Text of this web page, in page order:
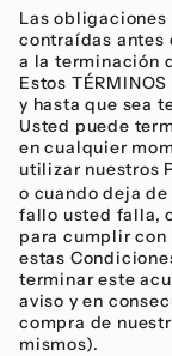
Las
contraídas antes
a la terminación
Estos
y hasta que sea
Usted puede
en cualquier
utilizar nuestros
o cuando deja
fallo usted falla,
para cumplir
estas
terminar este
aviso y en
compra de
mismos).